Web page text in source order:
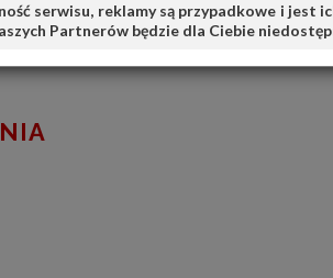
serwisu, reklamy są przypadkowe i jest
Partnerów będzie dla Ciebie